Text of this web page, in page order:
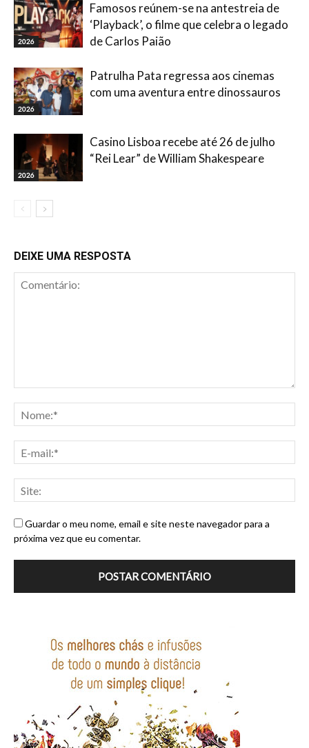
2026
Famosos reúnem-se na antestreia de
‘Playback’, o filme que celebra o legado
de Carlos Paião
2026
Patrulha Pata regressa aos cinemas
com uma aventura entre dinossauros
2026
Casino Lisboa recebe até 26 de julho
“Rei Lear” de William Shakespeare
DEIXE UMA RESPOSTA
Guardar o meu nome, email e site neste navegador para a
próxima vez que eu comentar.